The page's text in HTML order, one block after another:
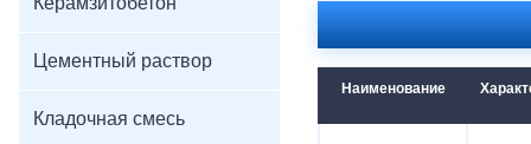
Цементный раствор
Кладочная смесь
Наименование